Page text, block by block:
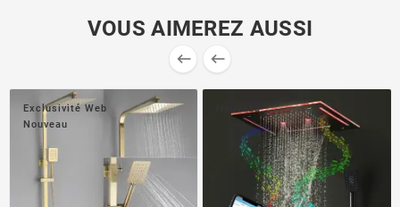
VOUS AIMEREZ AUSSI
 
Exclusivité Web
Nouveau
Nouveau